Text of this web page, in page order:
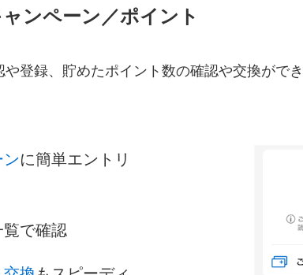
ンペーン／ポイント
登録、貯めたポイント数の確認や交換ができ
に簡単エントリ
で確認